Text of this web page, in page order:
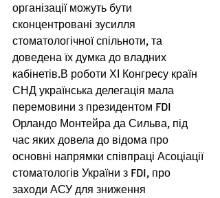
організації можуть бути
сконцентровані зусилля
стоматологічної спільноти, та
доведена їх думка до владних
кабінетів.В роботи ХІ Конгресу країн
СНД українська делегація мала
перемовини з президентом FDI
Орландо Монтейра да Сильва, під
час яких довела до відома про
основні напрямки співпраці Асоціації
стоматологів України з FDI, про
заходи АСУ для зниження